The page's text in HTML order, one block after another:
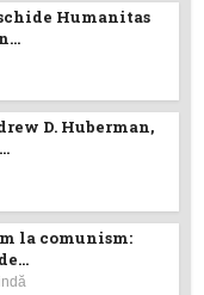
Humanitas
D. Huberman,
la comunism: